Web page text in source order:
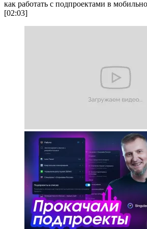
как работать с подпроектами в
[02:03]